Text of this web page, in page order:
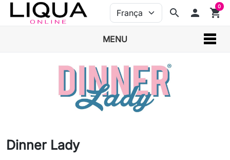
search person shopping_cart
0
MENU
Dinner Lady